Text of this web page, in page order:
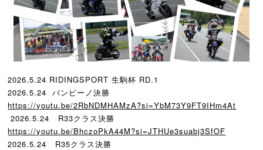
2026.5.24 RIDINGSPORT 生駒杯 RD.1
2026.5.24 バンビーノ決勝
https://youtu.be/2RbNDMHAMzA?si=YbM73Y9FT9IHm4At
2026.5.24 R33クラス決勝
https://youtu.be/BhczoPkA44M?si=JTHUe3suabj3SfOF
2026.5.24 R35クラス決勝